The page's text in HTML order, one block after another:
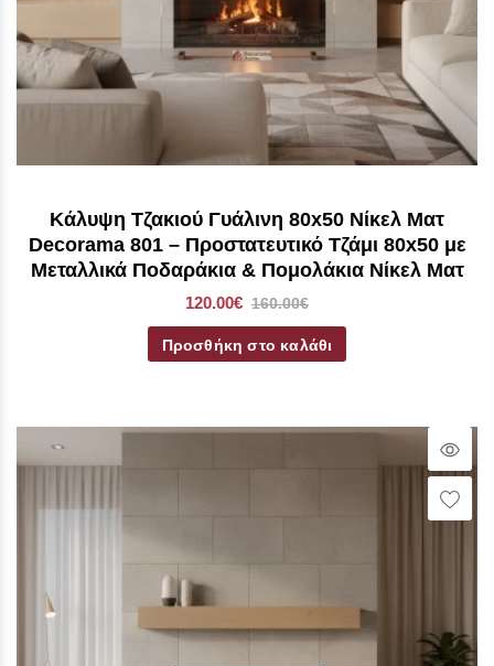
Κάλυψη Τζακιού Γυάλινη 80x50 Νίκελ Ματ
Decorama 801 – Προστατευτικό Τζάμι 80x50 με
Μεταλλικά Ποδαράκια & Πομολάκια Νίκελ Ματ
120.00€ 160.00€
Προσθήκη στο καλάθι